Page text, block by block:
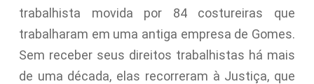
trabalhista movida por 84 costureiras que
trabalharam em uma antiga empresa de Gomes.
Sem receber seus direitos trabalhistas há mais
de uma década, elas recorreram à Justiça, que